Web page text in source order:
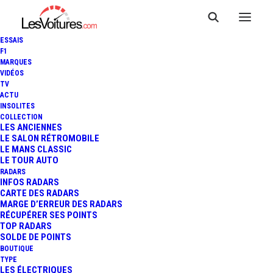
ESSAIS
F1
MARQUES
VIDÉOS
TV
ACTU
INSOLITES
COLLECTION
LES ANCIENNES
LE SALON RÉTROMOBILE
LE MANS CLASSIC
LE TOUR AUTO
RADARS
INFOS RADARS
CARTE DES RADARS
MARGE D’ERREUR DES RADARS
RÉCUPÉRER SES POINTS
TOP RADARS
SOLDE DE POINTS
BOUTIQUE
TYPE
LES ÉLECTRIQUES